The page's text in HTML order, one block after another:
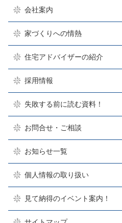
会社案内
家づくりへの情熱
住宅アドバイザーの紹介
採用情報
失敗する前に読む資料！
お問合せ・ご相談
お知らせ一覧
個人情報の取り扱い
見て納得のイベント案内！